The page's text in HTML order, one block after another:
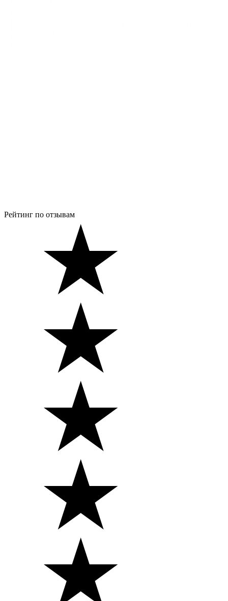
Рейтинг по отзывам